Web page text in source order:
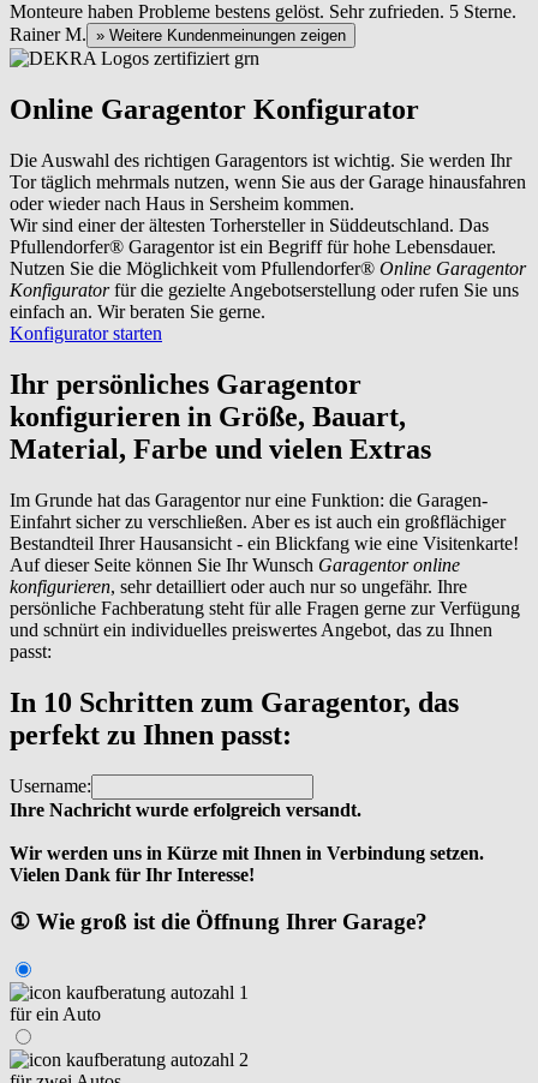
Monteure haben Probleme bestens gelöst. Sehr zufrieden. 5 Sterne.
Rainer M. » Weitere Kundenmeinungen zeigen
Online Garagentor Konfigurator
Die Auswahl des richtigen Garagentors ist wichtig. Sie werden Ihr
Tor täglich mehrmals nutzen, wenn Sie aus der Garage hinausfahren
oder wieder nach Haus in Sersheim kommen.
Wir sind einer der ältesten Torhersteller in Süddeutschland. Das
Pfullendorfer® Garagentor ist ein Begriff für hohe Lebensdauer.
Nutzen Sie die Möglichkeit vom Pfullendorfer® Online Garagentor
Konfiguratorfür die gezielte Angebotserstellung oder rufen Sie uns
einfach an. Wir beraten Sie gerne.
Konfigurator starten
Ihr persönliches Garagentor
konfigurieren in Größe, Bauart,
Material, Farbe und vielen Extras
Im Grunde hat das Garagentor nur eine Funktion: die Garagen-
Einfahrt sicher zu verschließen. Aber es ist auch ein großflächiger
Bestandteil Ihrer Hausansicht - ein Blickfang wie eine Visitenkarte!
Auf dieser Seite können Sie Ihr Wunsch Garagentor online
konfigurieren, sehr detailliert oder auch nur so ungefähr. Ihre
persönliche Fachberatung steht für alle Fragen gerne zur Verfügung
und schnürt ein individuelles preiswertes Angebot, das zu Ihnen
passt:
In 10 Schritten zum Garagentor, das
perfekt zu Ihnen passt:
Username:
Ihre Nachricht wurde erfolgreich versandt.
Wir werden uns in Kürze mit Ihnen in Verbindung setzen.
Vielen Dank für Ihr Interesse!
① Wie groß ist die Öffnung Ihrer Garage?
für ein Auto